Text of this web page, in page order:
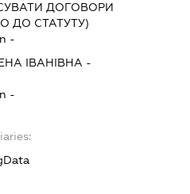
ДОГОВОРИ
ДО СТАТУТУ)
-
ІВАНІВНА -
-